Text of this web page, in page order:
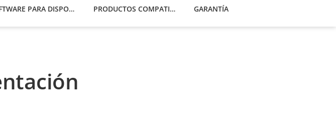
DESCARGAR EL SOFTWARE PARA DISPOSITIVO PRODUCTOS COMPATIBLES GARANTÍA